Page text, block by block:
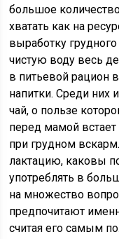
большое
хватать как на
выработку
чистую воду весь
в питьевой рацион
напитки. Среди
чай, о пользе
перед мамой
при грудном
лактацию, каковы
употреблять в
на множество
предпочитают
считая его самым